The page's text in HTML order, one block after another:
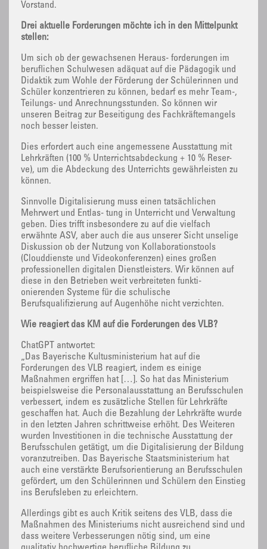
Vorstand.
Drei aktuelle Forderungen möchte ich in den Mittelpunkt
stellen:
Um sich ob der gewachsenen Heraus- forderungen im
beruflichen Schulwesen adäquat auf die Pädagogik und
Didaktik zum Wohle der Förderung der Schülerinnen und
Schüler konzentrieren zu können, bedarf es mehr Team-,
Teilungs- und Anrechnungsstunden. So können wir
unseren Beitrag zur Beseitigung des Fachkräftemangels
noch besser leisten.
Dies erfordert auch eine angemessene Ausstattung mit
Lehrkräften (100 % Unterrichtsabdeckung + 10 % Reser-
ve), um die Abdeckung des Unterrichts gewährleisten zu
können.
Sinnvolle Digitalisierung muss einen tatsächlichen
Mehrwert und Entlas- tung in Unterricht und Verwaltung
geben. Dies trifft insbesondere zu auf die vielfach
erwähnte ASV, aber auch die aus unserer Sicht unselige
Diskussion ob der Nutzung von Kollaborationstools
(Clouddienste und Videokonferenzen) eines großen
professionellen digitalen Dienstleisters. Wir können auf
diese in den Betrieben weit verbreiteten funkti-
onierenden Systeme für die schulische
Berufsqualifizierung auf Augenhöhe nicht verzichten.
Wie reagiert das KM auf die Forderungen des VLB?
ChatGPT antwortet:
„Das Bayerische Kultusministerium hat auf die
Forderungen des VLB reagiert, indem es einige
Maßnahmen ergriffen hat […]. So hat das Ministerium
beispielsweise die Personalausstattung an Berufsschulen
verbessert, indem es zusätzliche Stellen für Lehrkräfte
geschaffen hat. Auch die Bezahlung der Lehrkräfte wurde
in den letzten Jahren schrittweise erhöht. Des Weiteren
wurden Investitionen in die technische Ausstattung der
Berufsschulen getätigt, um die Digitalisierung der Bildung
voranzutreiben. Das Bayerische Staatsministerium hat
auch eine verstärkte Berufsorientierung an Berufsschulen
gefördert, um den Schülerinnen und Schülern den Einstieg
ins Berufsleben zu erleichtern.
Allerdings gibt es auch Kritik seitens des VLB, dass die
Maßnahmen des Ministeriums nicht ausreichend sind und
dass weitere Verbesserungen nötig sind, um eine